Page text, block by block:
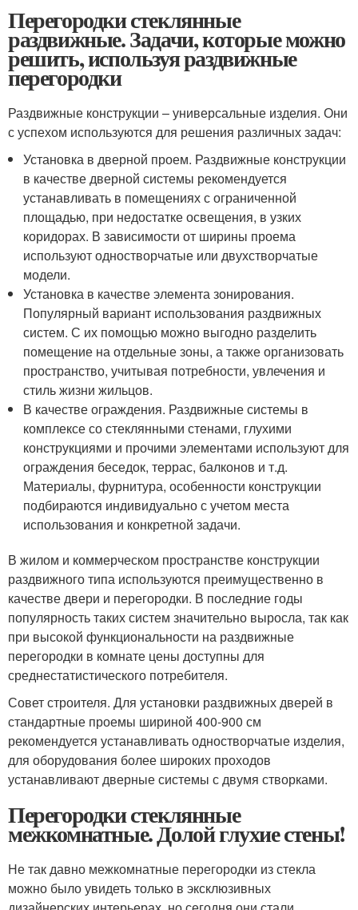
Перегородки стеклянные
раздвижные. Задачи, которые можно
решить, используя раздвижные
перегородки
Раздвижные конструкции – универсальные изделия. Они
с успехом используются для решения различных задач:
Установка в дверной проем. Раздвижные конструкции
в качестве дверной системы рекомендуется
устанавливать в помещениях с ограниченной
площадью, при недостатке освещения, в узких
коридорах. В зависимости от ширины проема
используют одностворчатые или двухстворчатые
модели.
Установка в качестве элемента зонирования.
Популярный вариант использования раздвижных
систем. С их помощью можно выгодно разделить
помещение на отдельные зоны, а также организовать
пространство, учитывая потребности, увлечения и
стиль жизни жильцов.
В качестве ограждения. Раздвижные системы в
комплексе со стеклянными стенами, глухими
конструкциями и прочими элементами используют для
ограждения беседок, террас, балконов и т.д.
Материалы, фурнитура, особенности конструкции
подбираются индивидуально с учетом места
использования и конкретной задачи.
В жилом и коммерческом пространстве конструкции
раздвижного типа используются преимущественно в
качестве двери и перегородки. В последние годы
популярность таких систем значительно выросла, так как
при высокой функциональности на раздвижные
перегородки в комнате цены доступны для
среднестатистического потребителя.
Совет строителя. Для установки раздвижных дверей в
стандартные проемы шириной 400-900 см
рекомендуется устанавливать одностворчатые изделия,
для оборудования более широких проходов
устанавливают дверные системы с двумя створками.
Перегородки стеклянные
межкомнатные. Долой глухие стены!
Не так давно межкомнатные перегородки из стекла
можно было увидеть только в эксклюзивных